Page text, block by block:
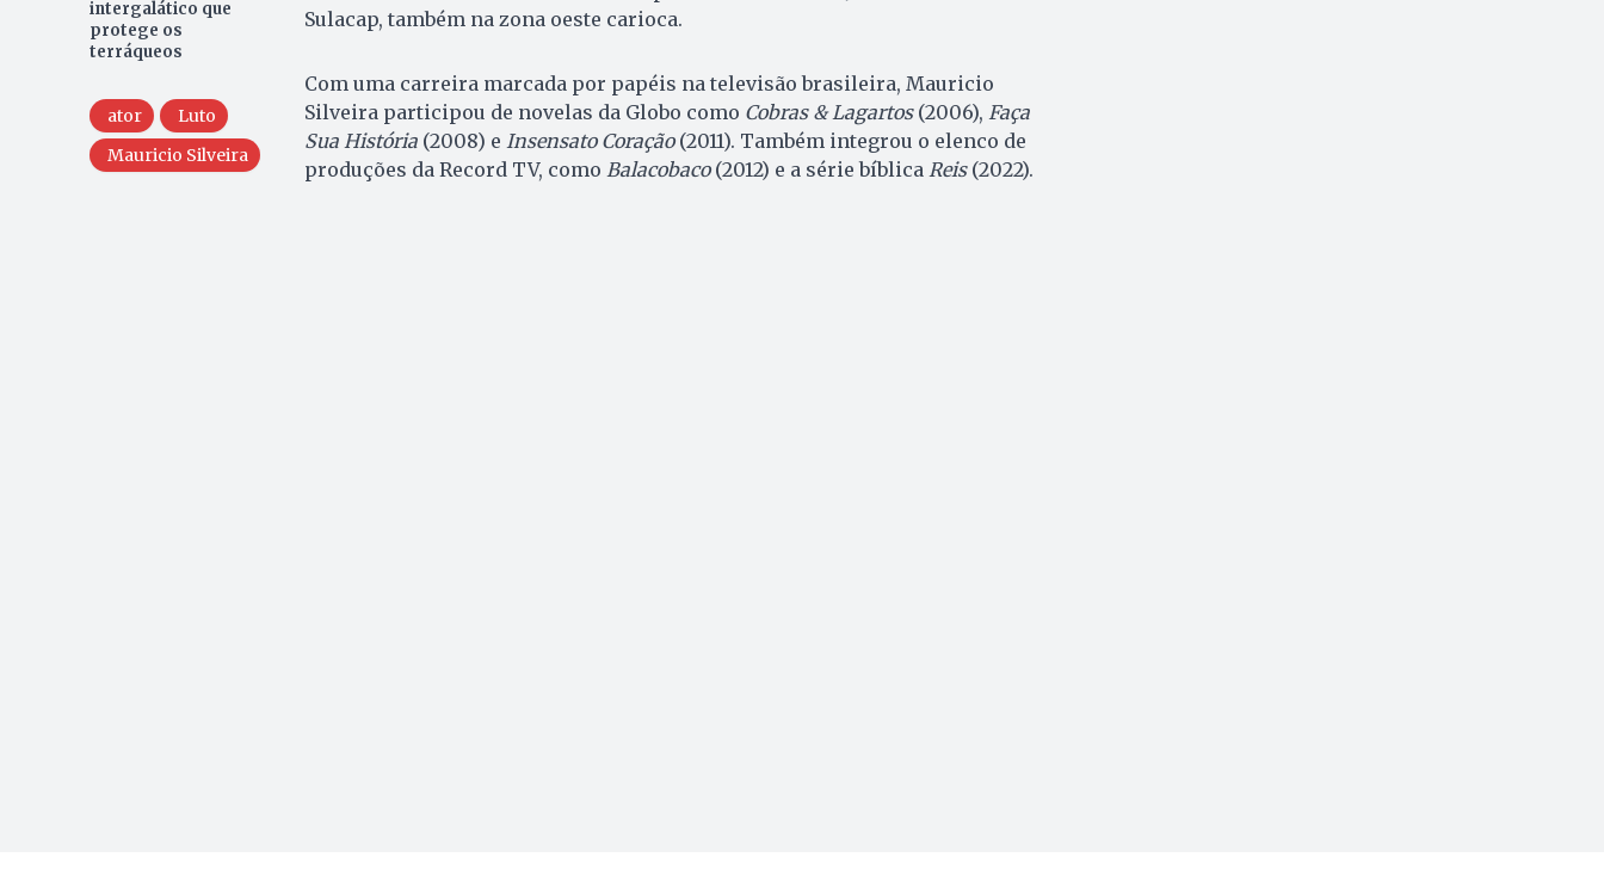
intergalático que
protege os
terráqueos
ator
Luto
Mauricio Silveira
Sulacap, também na zona oeste carioca.
Com uma carreira marcada por papéis na televisão brasileira, Mauricio
Silveira participou de novelas da Globo como Cobras & Lagartos(2006), Faça
Sua História(2008) e Insensato Coração(2011). Também integrou o elenco de
produções da Record TV, como Balacobaco(2012) e a série bíblica Reis(2022).